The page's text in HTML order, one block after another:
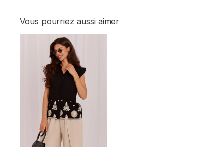
Vous pourriez aussi aimer